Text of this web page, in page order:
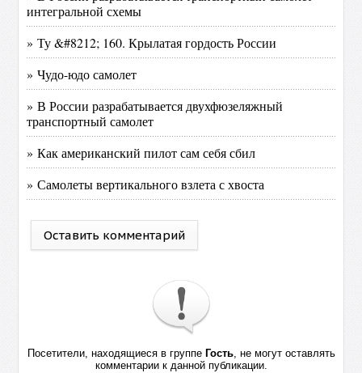
интегральной схемы
» Ту &#8212; 160. Крылатая гордость России
» Чудо-юдо самолет
» В России разрабатывается двухфюзеляжный
транспортный самолет
» Как американский пилот сам себя сбил
» Самолеты вертикального взлета с хвоста
Оставить комментарий
Посетители, находящиеся в группе Гость, не могут оставлять
комментарии к данной публикации.